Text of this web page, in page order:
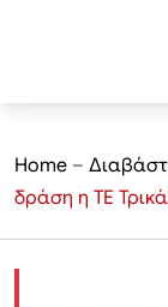
Home –
δράση η ΤΕ